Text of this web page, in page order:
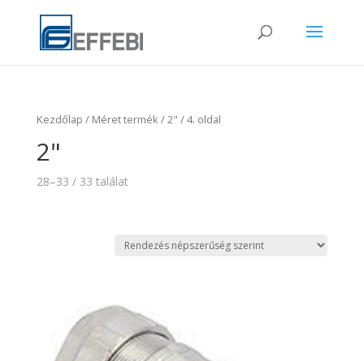
Kezdőlap / Méret termék /2" / 4. oldal
2"
28–33 / 33 találat